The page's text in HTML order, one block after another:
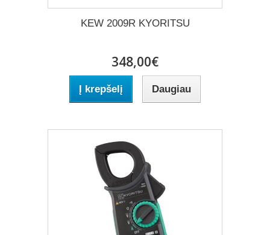
KEW 2009R KYORITSU
348,00€
Į krepšelį Daugiau